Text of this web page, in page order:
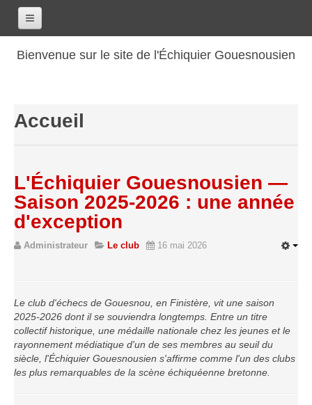
Bienvenue sur le site de l'Échiquier Gouesnousien
Les renseignements
Les coordonnées
Les tarifs
Les licenciés
Les bilans sportifs
Saison 2016-2017
Saison 2015-2016
Saison 2014-2015
Saison 2013-2014
Accueil
L'Échiquier Gouesnousien —
Saison 2025-2026 : une année
d'exception
Administrateur Le club 16 mai 2026
Le club d'échecs de Gouesnou, en Finistère, vit une saison
2025-2026 dont il se souviendra longtemps. Entre un titre
collectif historique, une médaille nationale chez les jeunes et le
rayonnement médiatique d'un de ses membres au seuil du
siècle, l'Échiquier Gouesnousien s'affirme comme l'un des clubs
les plus remarquables de la scène échiquéenne bretonne.